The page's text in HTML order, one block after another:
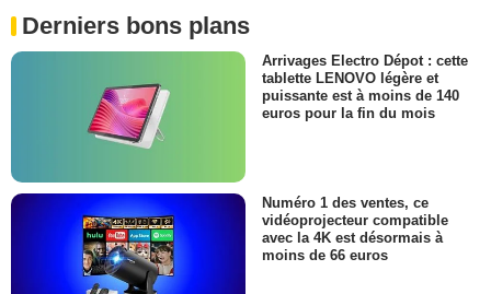
Derniers bons plans
Arrivages Electro Dépot : cette
tablette LENOVO légère et
puissante est à moins de 140
euros pour la fin du mois
Numéro 1 des ventes, ce
vidéoprojecteur compatible
avec la 4K est désormais à
moins de 66 euros